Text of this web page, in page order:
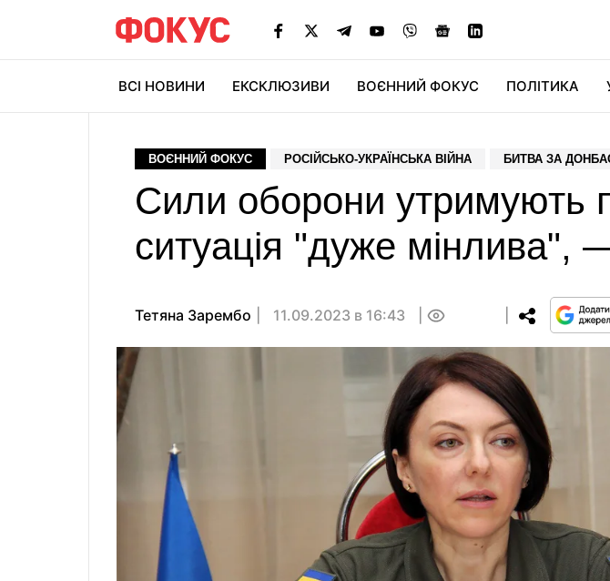
ВСІ НОВИНИ ЕКСКЛЮЗИВИ ВОЄННИЙ ФОКУС ПОЛІТИКА
ВОЄННИЙ ФОКУС РОСІЙСЬКО-УКРАЇНСЬКА ВІЙНА БИТВА ЗА
Сили оборони утримують
ситуація "дуже мінлива",
Тетяна Зарембо 11.09.2023 в 16:43